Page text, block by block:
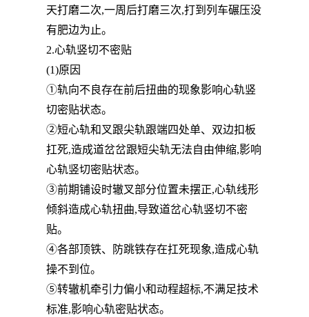
天打磨二次,一周后打磨三次,打到列车碾压没
有肥边为止。
2.心轨竖切不密贴
(1)原因
①轨向不良存在前后扭曲的现象影响心轨竖
切密贴状态。
②短心轨和叉跟尖轨跟端四处单、双边扣板
扛死,造成道岔岔跟短尖轨无法自由伸缩,影响
心轨竖切密贴状态。
③前期铺设时辙叉部分位置未摆正,心轨线形
倾斜造成心轨扭曲,导致道岔心轨竖切不密
贴。
④各部顶铁、防跳铁存在扛死现象,造成心轨
操不到位。
⑤转辙机牵引力偏小和动程超标,不满足技术
标准,影响心轨密贴状态。